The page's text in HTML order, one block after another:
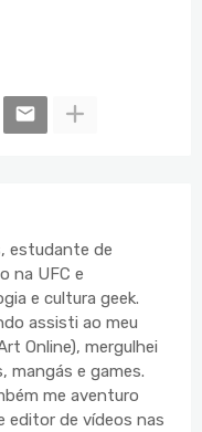
estudante de
na UFC e
e cultura geek.
assisti ao meu
Online), mergulhei
mangás e games.
me aventuro
editor de vídeos nas